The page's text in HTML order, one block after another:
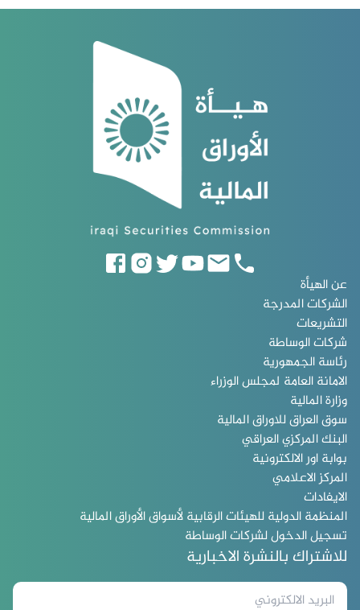
عن الهيأة
الشركات المدرجة
التشريعات
شركات الوساطة
رئاسة الجمهورية
الامانة العامة لمجلس الوزراء
وزارة المالية
سوق العراق للاوراق المالية
البنك المركزي العراقي
بوابة اور الالكترونية
المركز الاعلامي
الايفادات
المنظمة الدولية للهيئات الرقابية لأسواق الأوراق المالية
تسجيل الدخول لشركات الوساطة
للاشتراك بالنشرة الاخبارية